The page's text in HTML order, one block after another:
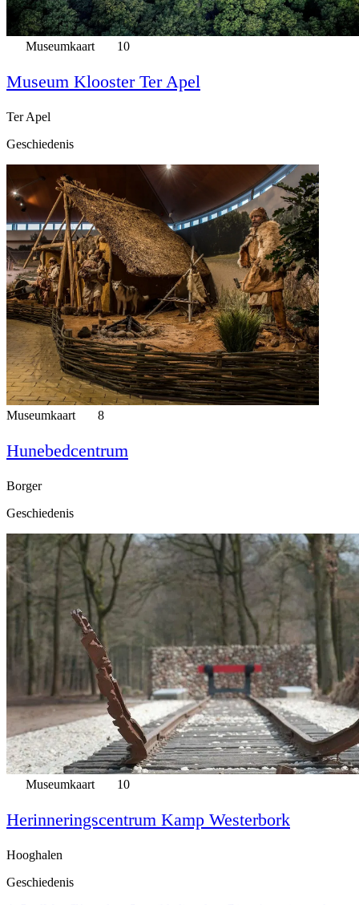
Museumkaart 10
Museum Klooster Ter Apel
Ter Apel
Geschiedenis
Museumkaart 8
Hunebedcentrum
Borger
Geschiedenis
Museumkaart 10
Herinneringscentrum Kamp Westerbork
Hooghalen
Geschiedenis